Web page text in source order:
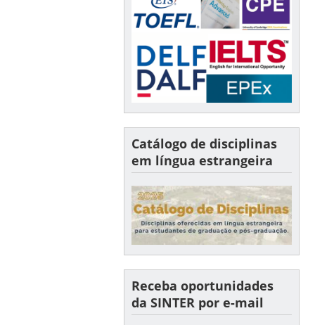
Catálogo de disciplinas
em língua estrangeira
Receba oportunidades
da SINTER por e-mail